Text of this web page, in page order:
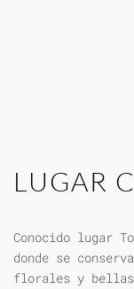
LUGAR
Conocido lugar
donde se
florales y